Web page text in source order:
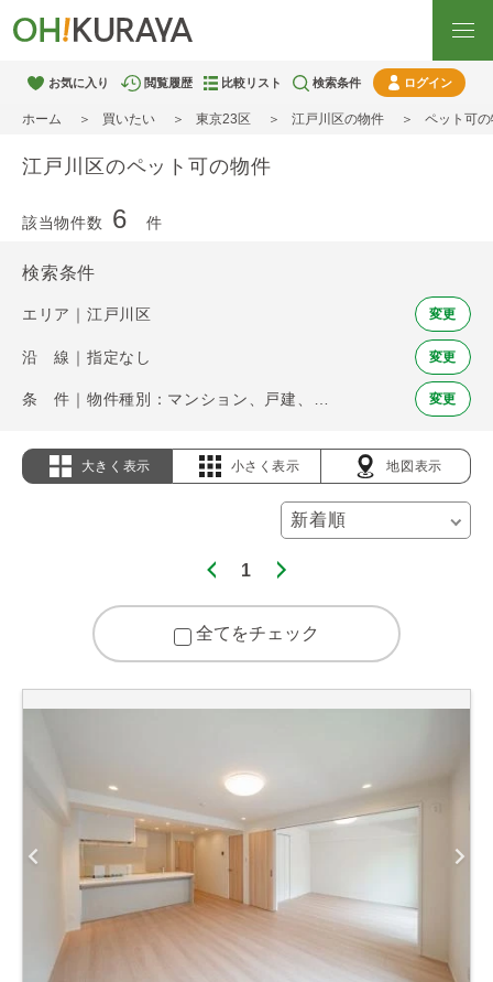
お気に入り 閲覧履歴 比較リスト 検索条件 ログイン
ホーム 買いたい 東京23区 江戸川区の物件 ペット可
江戸川区のペット可の物件
該当物件数 6 件
検索条件
エリア｜江戸川区 変更
沿 線｜指定なし 変更
変更
大きく表示 小さく表示 地図表示
1
全てをチェック